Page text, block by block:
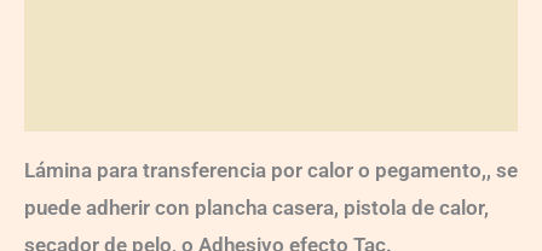
Lámina para transferencia por calor o pegamento,, se
puede adherir con plancha casera, pistola de calor,
secador de pelo, o Adhesivo efecto Tac.